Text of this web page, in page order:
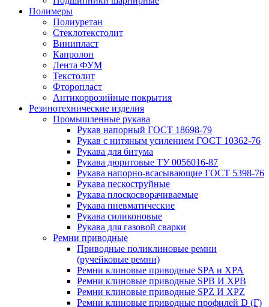
Полимеры
Полиуретан
Стеклотекстолит
Винипласт
Капролон
Лента ФУМ
Текстолит
Фторопласт
Антикоррозийные покрытия
Резинотехнические изделия
Промышленные рукава
Рукав напорный ГОСТ 18698-79
Рукав с нитяным усилением ГОСТ 10362-76
Рукава для битума
Рукава дюритовые ТУ 0056016-87
Рукава напорно-всасывающие ГОСТ 5398-76
Рукава пескоструйные
Рукава плоскосворачиваемые
Рукава пневматические
Рукава силиконовые
Рукава для газовой сварки
Ремни приводные
Приводные поликлиновые ремни
(ручейковые ремни)
Ремни клиновые приводные SPA и XPA
Ремни клиновые приводные SPB И XPB
Ремни клиновые приводные SPZ И XPZ
Ремни клиновые приводные профилей D (Г)